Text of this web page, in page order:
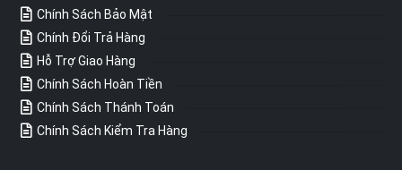
Chính Sách Bảo Mật
Chính Đổi Trả Hàng
Hỗ Trợ Giao Hàng
Chính Sách Hoàn Tiền
Chính Sách Thánh Toán
Chính Sách Kiểm Tra Hàng